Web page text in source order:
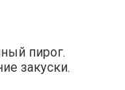
пирог.
закуски.